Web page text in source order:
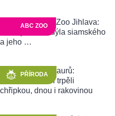
ABC ZOO
PŘÍRODA